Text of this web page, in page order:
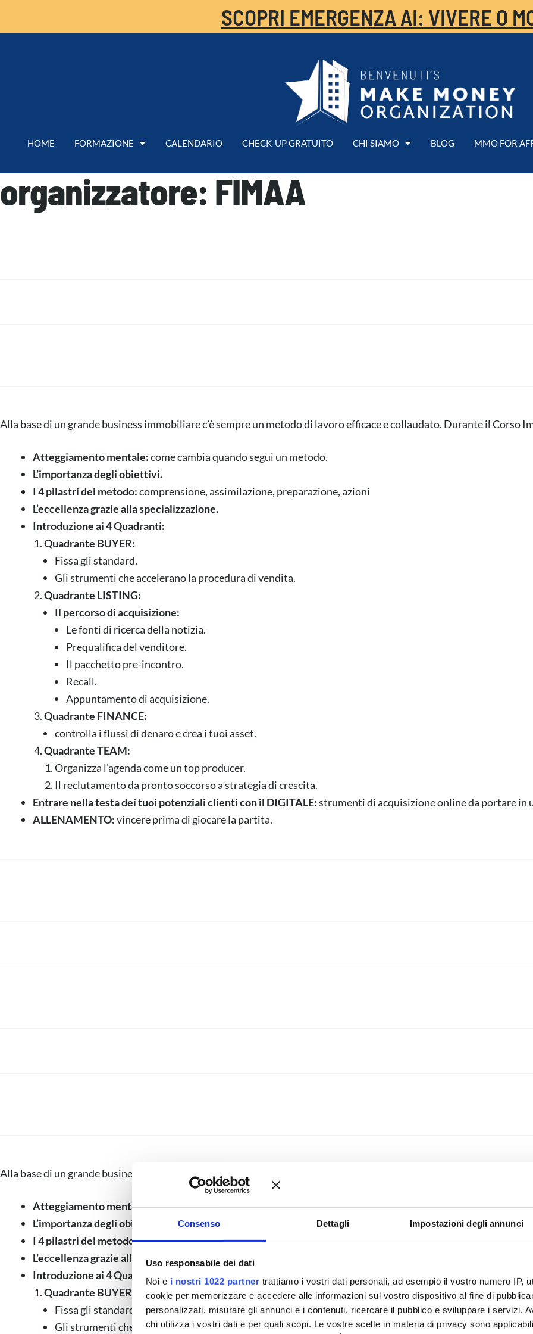
Consenso Dettagli Impostazioni degli annunci
Uso responsabile dei dati
Noi e i nostri 1022 partner trattiamo i vostri dati personali, ad esempio il vostro numero IP,
cookie per memorizzare e accedere alle informazioni sul vostro dispositivo al fine di
personalizzati, misurare gli annunci e i contenuti, ricercare il pubblico e sviluppare i servizi.
chi utilizza i vostri dati e per quali scopi. Le vostre scelte in materia di privacy sono
SCOPRI EMERGENZA AI: VIVERE O
HOME FORMAZIONE CALENDARIO CHECK-UP GRATUITO CHI SIAMO BLOG MMO FOR
organizzatore: FIMAA
Alla base di un grande business immobiliare c’è sempre un metodo di lavoro efficace e collaudato. Durante il Corso
Atteggiamento mentale:come cambia quando segui un metodo.
L’importanza degli obiettivi.
I 4 pilastri del metodo:comprensione, assimilazione, preparazione, azioni
L’eccellenza grazie alla specializzazione.
Introduzione ai 4 Quadranti:
Quadrante BUYER:
Fissa gli standard.
Gli strumenti che accelerano la procedura di vendita.
Quadrante LISTING:
Il percorso di acquisizione:
Le fonti di ricerca della notizia.
Prequalifica del venditore.
Il pacchetto pre-incontro.
Recall.
Appuntamento di acquisizione.
Quadrante FINANCE:
controlla i flussi di denaro e crea i tuoi asset.
Quadrante TEAM:
Organizza l’agenda come un top producer.
Il reclutamento da pronto soccorso a strategia di crescita.
Entrare nella testa dei tuoi potenziali clienti con il DIGITALE:strumenti di acquisizione online da portare in
ALLENAMENTO:vincere prima di giocare la partita.
Alla base di un grande business immobiliare c’è sempre un metodo di lavoro efficace e collaudato. Durante il Corso
Atteggiamento mentale:come cambia quando segui un metodo.
L’importanza degli obiettivi.
I 4 pilastri del metodo:comprensione, assimilazione, preparazione, azioni
L’eccellenza grazie alla specializzazione.
Introduzione ai 4 Quadranti:
Quadrante BUYER:
Fissa gli standard.
Gli strumenti che accelerano la procedura di vendita.